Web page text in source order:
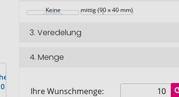
Keine mittig (90 x 40 mm)
3.Veredelung
4.Menge
Ihre Wunschmenge: